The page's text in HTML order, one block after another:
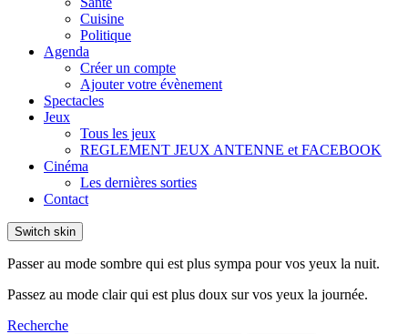
Cuisine
Politique
Agenda
Créer un compte
Ajouter votre évènement
Spectacles
Jeux
Tous les jeux
REGLEMENT JEUX ANTENNE et FACEBOOK
Cinéma
Les dernières sorties
Contact
Switch skin
Passer au mode sombre qui est plus sympa pour vos yeux la nuit.
Passez au mode clair qui est plus doux sur vos yeux la journée.
Recherche